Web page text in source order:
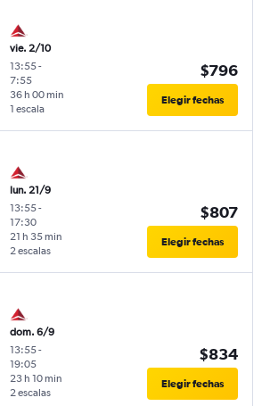
vie. 2/10
13:55-
7:55
1 escala
36 h 00 min
$796
Elegir fechas
lun. 21/9
13:55-
17:30
2 escalas
21 h 35 min
$807
Elegir fechas
dom. 6/9
13:55-
19:05
2 escalas
23 h 10 min
$834
Elegir fechas